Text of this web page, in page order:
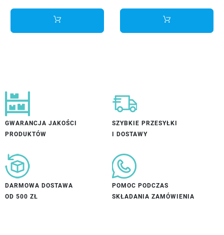
GWARANCJA JAKOŚCI
PRODUKTÓW
SZYBKIE PRZESYŁKI
I DOSTAWY
DARMOWA DOSTAWA
OD 500 ZŁ
POMOC PODCZAS
SKŁADANIA ZAMÓWIENIA